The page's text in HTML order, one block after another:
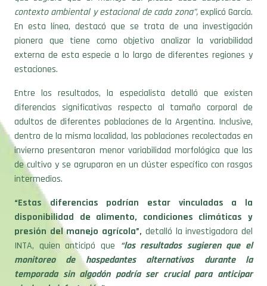
contexto ambiental y estacional de cada zona”,explicó García.
En esta línea, destacó que se trata de una investigación
pionera que tiene como objetivo analizar la variabilidad
externa de esta especie a lo largo de diferentes regiones y
estaciones.
Entre los resultados, la especialista detalló que existen
diferencias significativas respecto al tamaño corporal de
adultos de diferentes poblaciones de la Argentina. Inclusive,
dentro de la misma localidad, las poblaciones recolectadas en
invierno presentaron menor variabilidad morfológica que las
de cultivo y se agruparon en un clúster específico con rasgos
intermedios.
“Estas diferencias podrían estar vinculadas a la
disponibilidad de alimento, condiciones climáticas y
presión del manejo agrícola”, detalló la investigadora del
INTA, quien anticipó que “los resultados sugieren que el
monitoreo de hospedantes alternativos durante la
temporada sin algodón podría ser crucial para anticipar